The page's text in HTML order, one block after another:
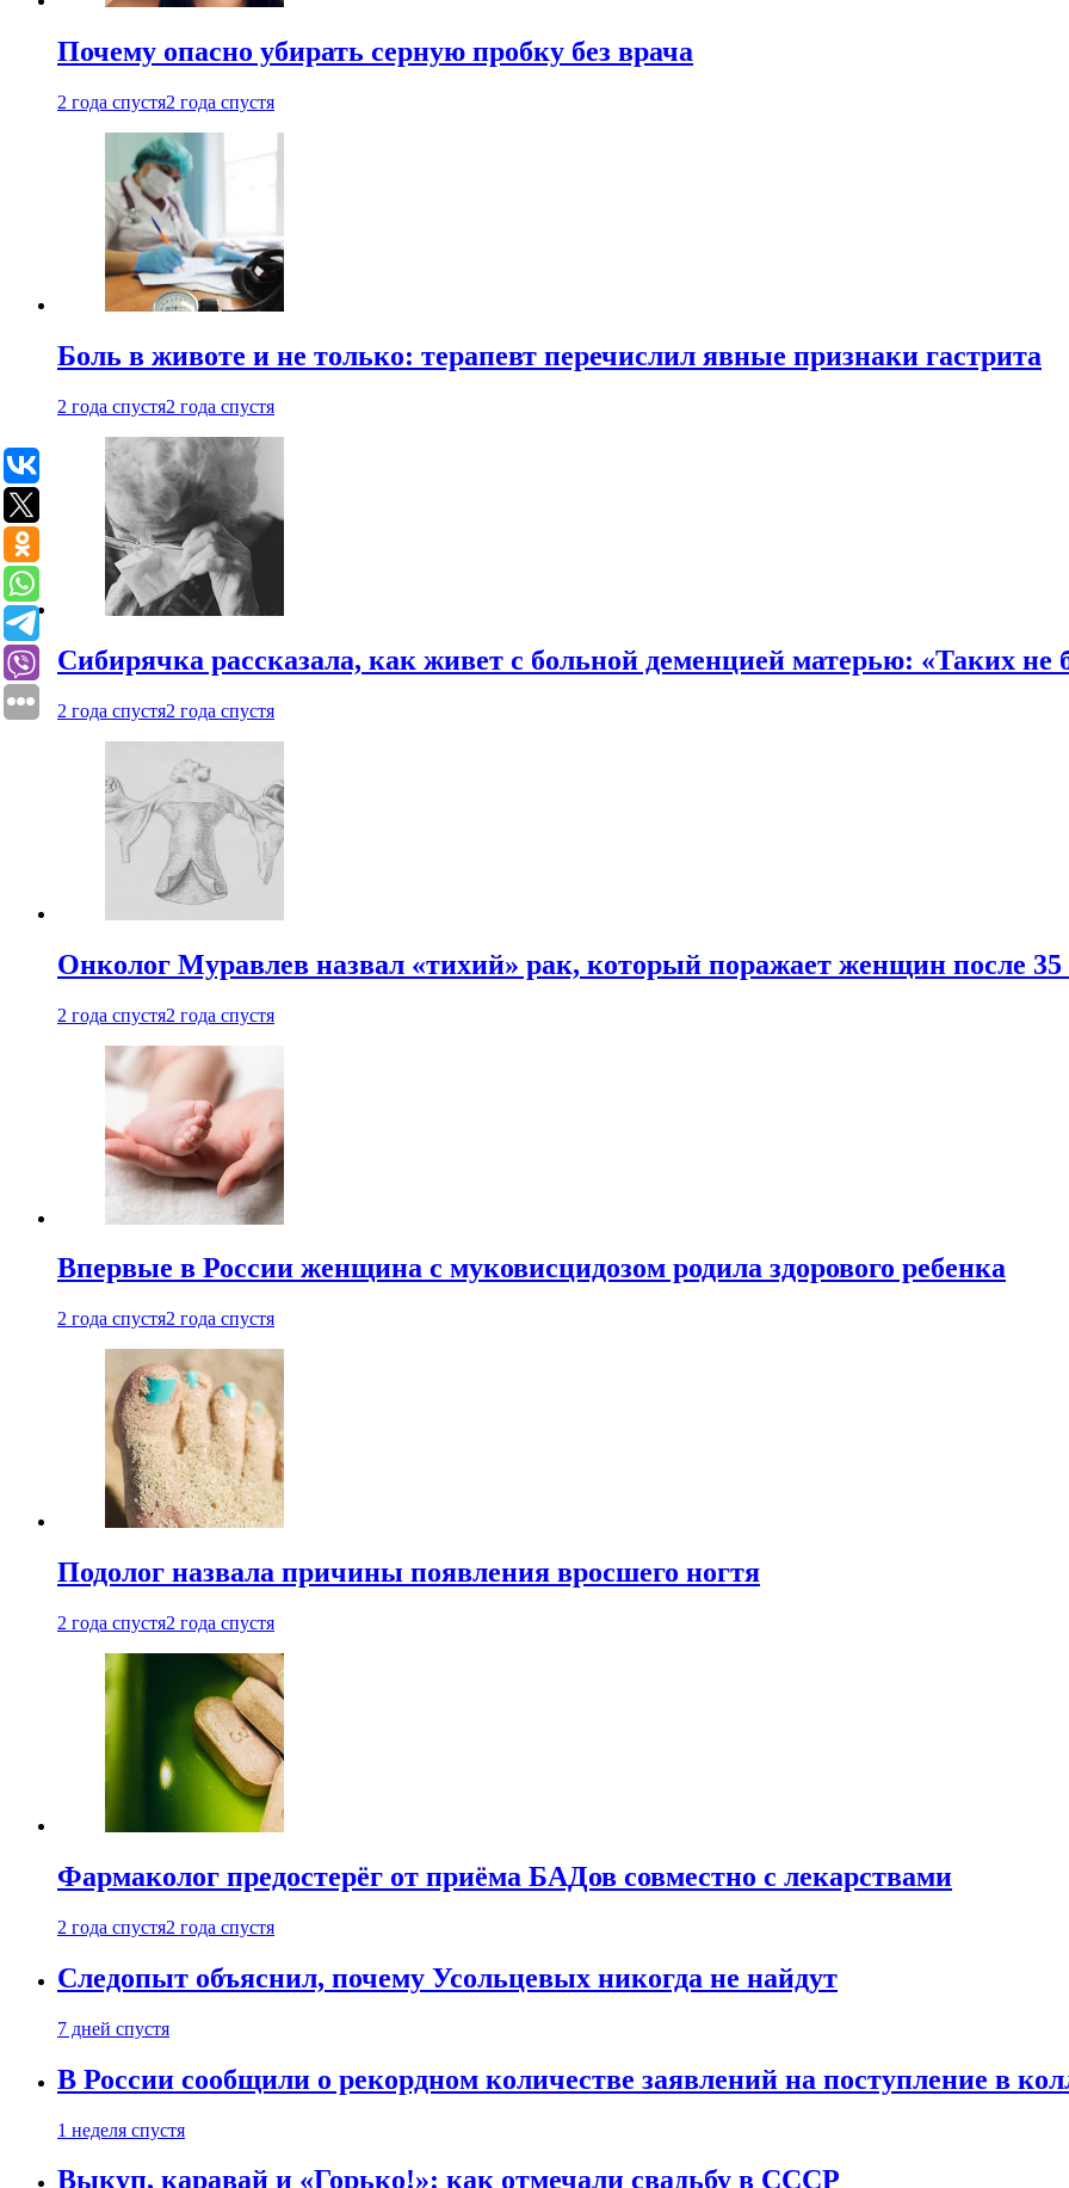
Почему опасно убирать серную пробку без врача
2 года спустя2 года спустя
Боль в животе и не только: терапевт перечислил явные признаки гастрита
2 года спустя2 года спустя
Сибирячка рассказала, как живет с больной деменцией матерью: «Таких не
2 года спустя2 года спустя
Онколог Муравлев назвал «тихий» рак, который поражает женщин после 35
2 года спустя2 года спустя
Впервые в России женщина с муковисцидозом родила здорового ребенка
2 года спустя2 года спустя
Подолог назвала причины появления вросшего ногтя
2 года спустя2 года спустя
Фармаколог предостерёг от приёма БАДов совместно с лекарствами
2 года спустя2 года спустя
Следопыт объяснил, почему Усольцевых никогда не найдут
7 дней спустя
В России сообщили о рекордном количестве заявлений на поступление в
1 неделя спустя
Выкуп, каравай и «Горько!»: как отмечали свадьбу в СССР